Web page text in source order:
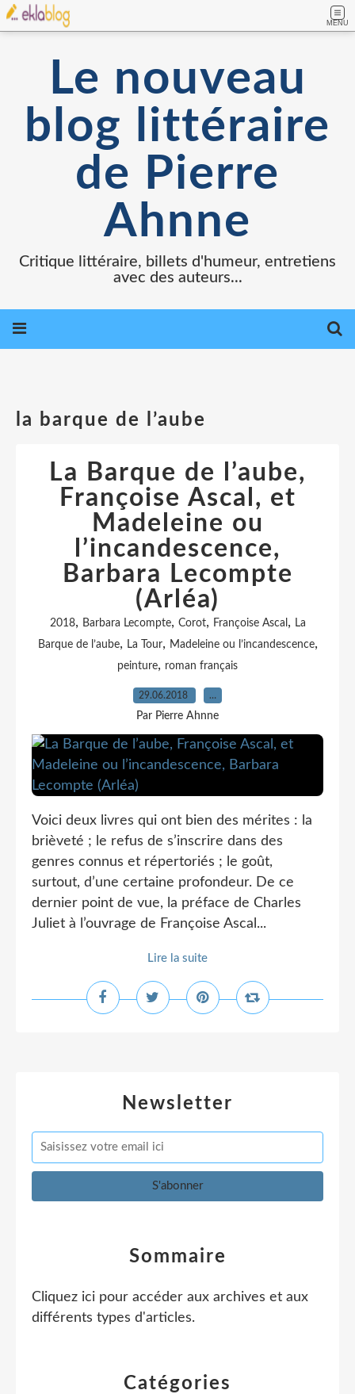
MENU
Le nouveau
blog littéraire
de Pierre
Ahnne
Critique littéraire, billets d'humeur, entretiens
avec des auteurs...
la barque de l’aube
La Barque de l’aube,
Françoise Ascal, et
Madeleine ou
l’incandescence,
Barbara Lecompte
(Arléa)
2018, Barbara Lecompte, Corot, Françoise Ascal , La
Barque de l’aube, La Tour, Madeleine ou l’incandescence,
peinture, roman français
29.06.2018 …
Par Pierre Ahnne
Voici deux livres qui ont bien des mérites : la
brièveté ; le refus de s’inscrire dans des
genres connus et répertoriés ; le goût,
surtout, d’une certaine profondeur. De ce
dernier point de vue, la préface de Charles
Juliet à l’ouvrage de Françoise Ascal...
Lire la suite
Newsletter
Catégories
Sommaire
Cliquez ici pour accéder aux archives et aux
différents types d'articles.